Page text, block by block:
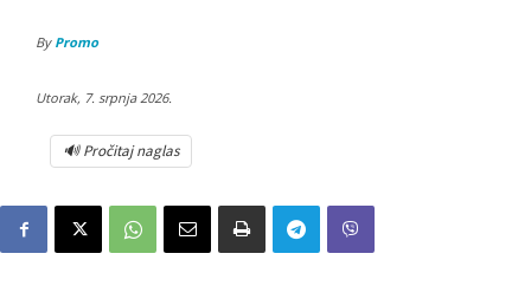
By Promo
Utorak, 7. srpnja 2026.
🔊 Pročitaj naglas